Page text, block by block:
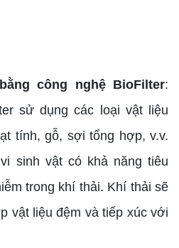
công nghệ BioFilter:
sử dụng các loại vật liệu
tính, gỗ, sợi tổng hợp, v.v.
sinh vật có khả năng tiêu
trong khí thải. Khí thải sẽ
vật liệu đệm và tiếp xúc với